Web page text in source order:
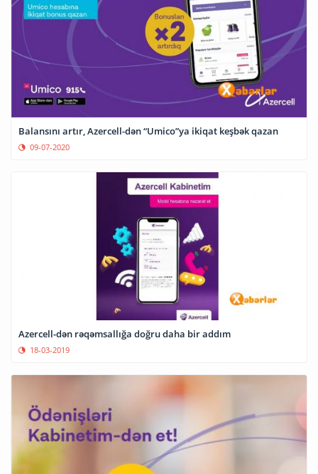
Balansını artır, Azercell-dən “Umico”ya ikiqat keşbək qazan
09-07-2020
Azercell-dən rəqəmsallığa doğru daha bir addım
18-03-2019